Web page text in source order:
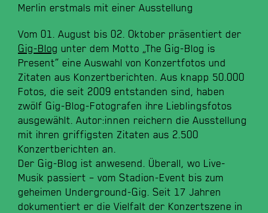
Merlin erstmals mit einer Ausstellung
Vom 01. August bis 02. Oktober präsentiert der
Gig-Blog unter dem Motto „The Gig-Blog is
Present“ eine Auswahl von Konzertfotos und
Zitaten aus Konzertberichten. Aus knapp 50.000
Fotos, die seit 2009 entstanden sind, haben
zwölf Gig-Blog-Fotografen ihre Lieblingsfotos
ausgewählt. Autor:innen reichern die Ausstellung
mit ihren griffigsten Zitaten aus 2.500
Konzertberichten an.
Der Gig-Blog ist anwesend. Überall, wo Live-
Musik passiert – vom Stadion-Event bis zum
geheimen Underground-Gig. Seit 17 Jahren
dokumentiert er die Vielfalt der Konzertszene in